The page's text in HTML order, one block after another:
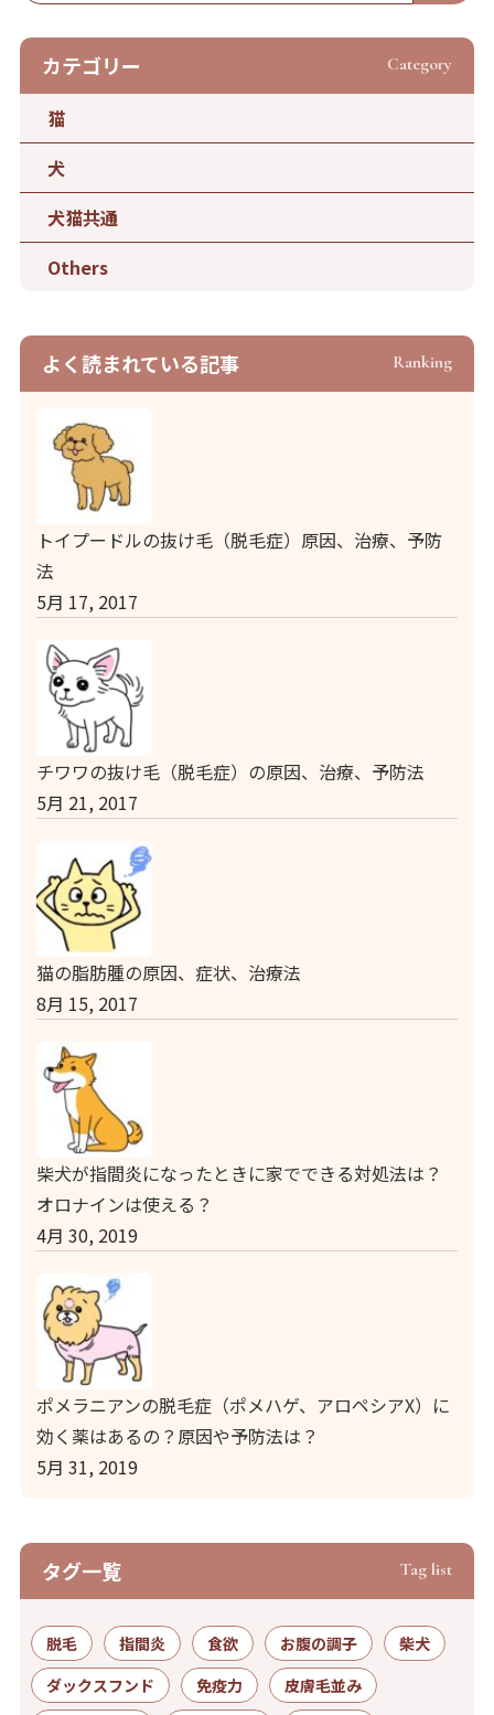
カテゴリー Category
猫
犬
犬猫共通
Others
よく読まれている記事 Ranking
トイプードルの抜け毛（脱毛症）原因、治療、予防
法
5月 17, 2017
チワワの抜け毛（脱毛症）の原因、治療、予防法
5月 21, 2017
猫の脂肪腫の原因、症状、治療法
8月 15, 2017
柴犬が指間炎になったときに家でできる対処法は？
オロナインは使える？
4月 30, 2019
ポメラニアンの脱毛症（ポメハゲ、アロペシアX）に
効く薬はあるの？原因や予防法は？
5月 31, 2019
タグ⼀覧 Tag list
脱毛 指間炎 食欲 お腹の調子
柴犬
ダックスフンド
免疫力
皮膚毛並み